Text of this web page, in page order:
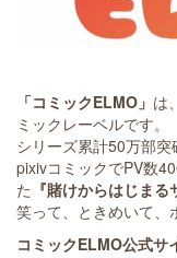
「コミックELMO」 は
ミックレーベルです。
シリーズ累計50万部突
pixivコミックでPV数
た 『賭けからはじまる
笑って、ときめいて、
コミックELMO公式サ